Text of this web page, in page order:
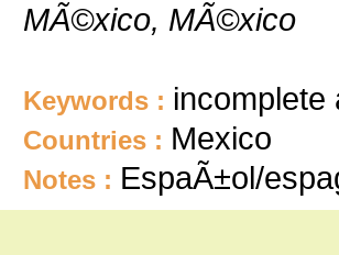
MÃ©xico, MÃ©xico
Keywords : incomplete
Countries : Mexico
Notes : EspaÃ±ol/